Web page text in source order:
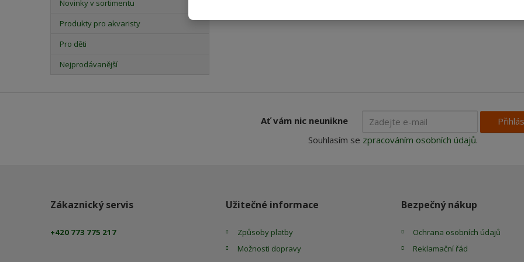
Novinky v sortimentu
Produkty pro akvaristy
Pro děti
Nejprodávanější
Ať vám nic neunikne
Souhlasím se zpracováním osobních údajů.
Zákaznický servis
+420 773 775 217
Užitečné informace
Způsoby platby
Možnosti dopravy
Bezpečný nákup
Ochrana osobních údajů
Reklamační řád